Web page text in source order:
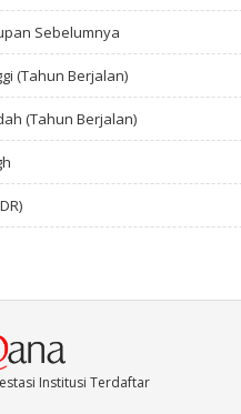
Sebelumnya
(Tahun Berjalan)
(Tahun Berjalan)
Institusi Terdaftar